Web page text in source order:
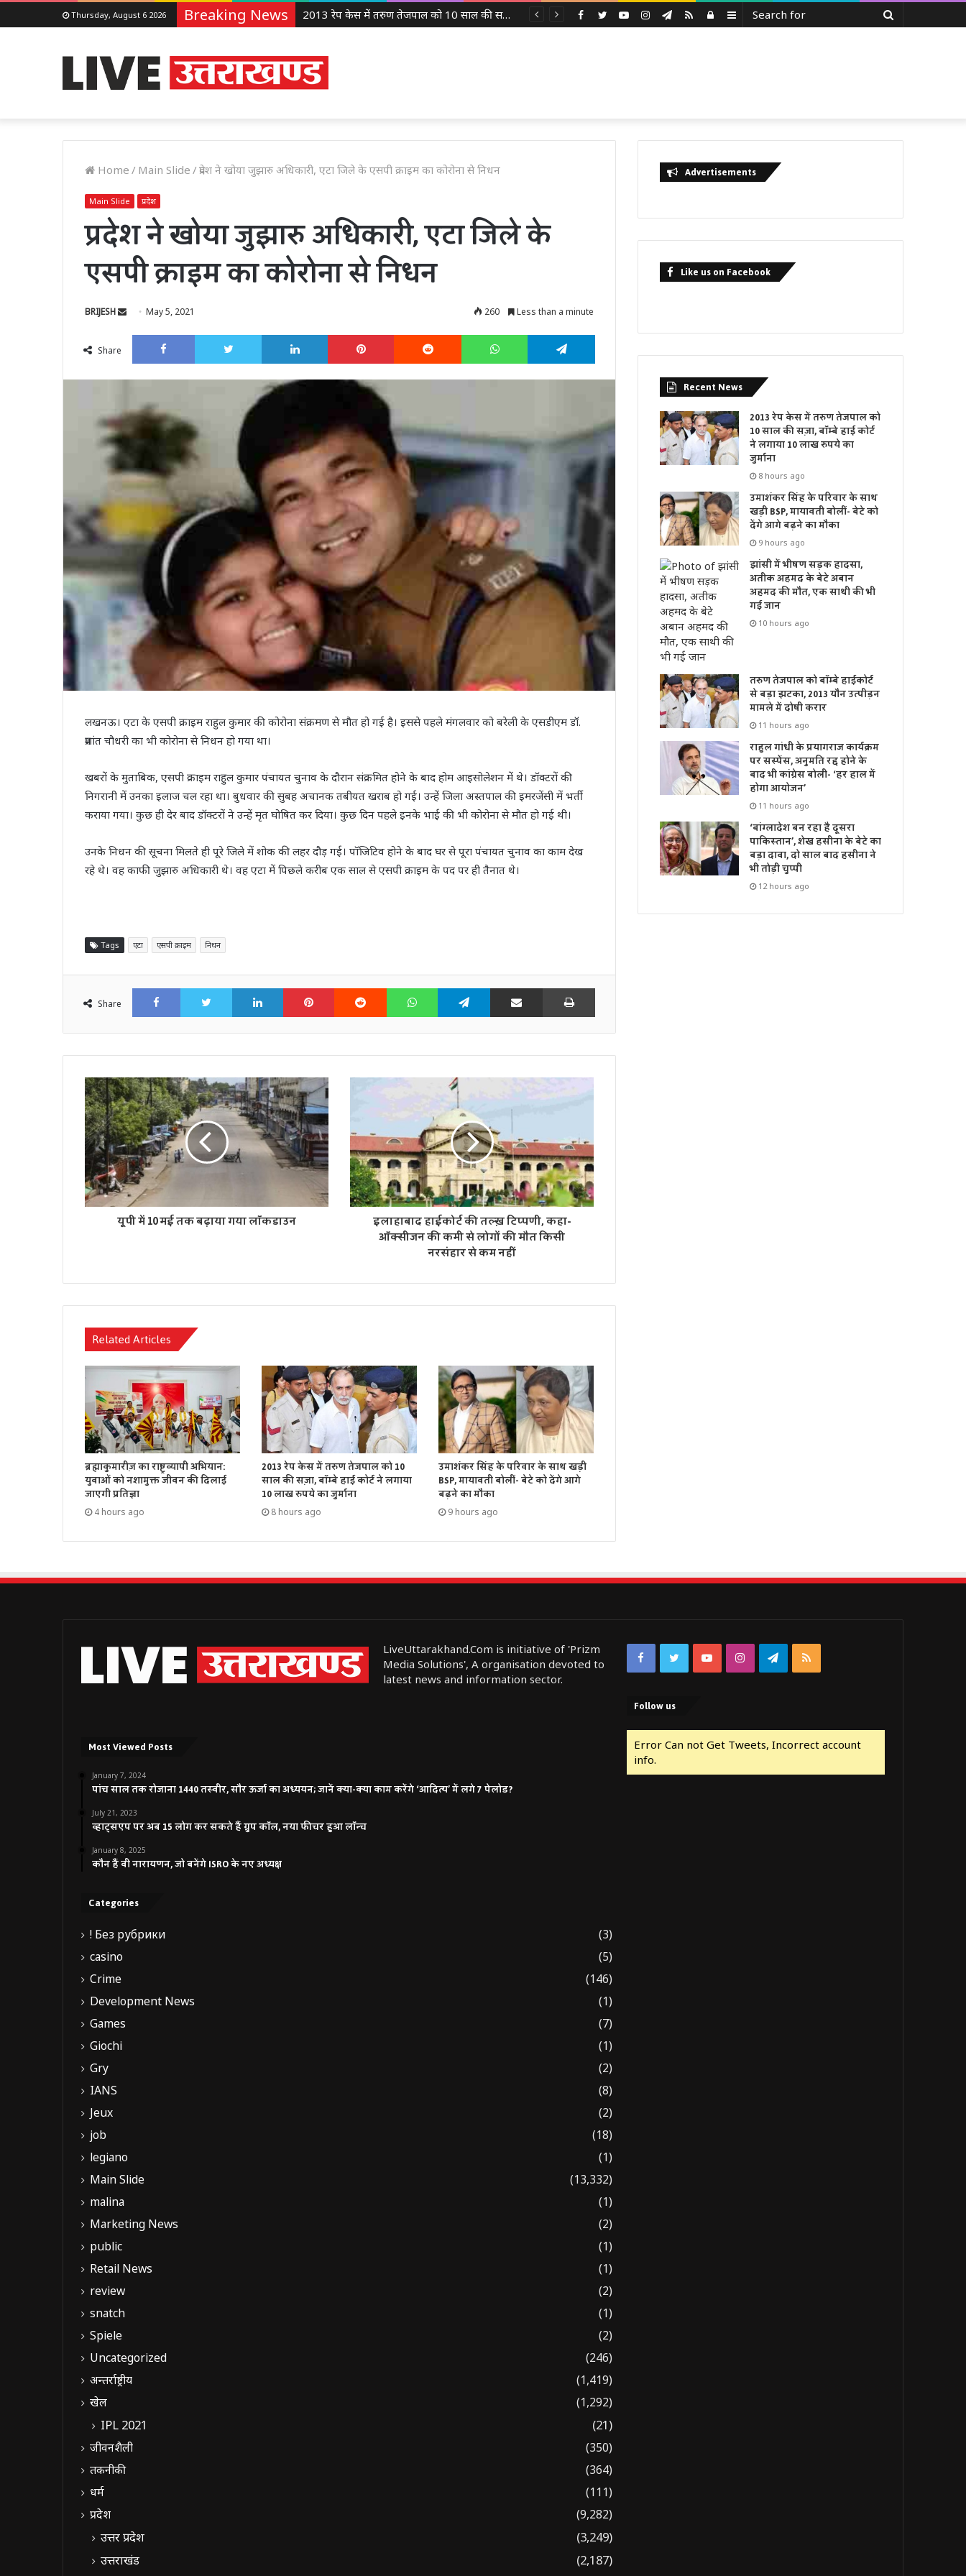
Thursday, August 6 2026 Breaking News 2013 रेप केस में तरुण तेजपाल को 10 साल की सज़ा, बॉम्बे हाई कोर्ट ने लगाया 10 लाख रुपये का जुर्माना Sidebar
Log
RSS
Telegram
Instagram
YouTube
Twitter
Facebook
Home / Main Slide /प्रदेश ने खोया जुझारु अधिकारी, एटा जिले के एसपी क्राइम का कोरोना से निधन
Main Slide प्रदेश
प्रदेश ने खोया जुझारु अधिकारी, एटा जिले के
एसपी क्राइम का कोरोना से निधन
BRIJESH
SendMay 5, 2021 260 Less than a minute
Share
Facebook Twitter LinkedIn Pinterest Reddit WhatsApp Telegram
लखनऊ। एटा के एसपी क्राइम राहुल कुमार की कोरोना संक्रमण से मौत हो गई है। इससे पहले मंगलवार को बरेली के एसडीएम डॉ.
प्रशांत चौधरी का भी कोरोना से निधन हो गया था।
खबरों के मुताबिक, एसपी क्राइम राहुल कुमार पंचायत चुनाव के दौरान संक्रमित होने के बाद होम आइसोलेशन में थे। डॉक्टरों की
निगरानी में उनका इलाज चल रहा था। बुधवार की सुबह अचानक तबीयत खराब हो गई। उन्हें जिला अस्तपाल की इमरजेंसी में भर्ती
कराया गया। कुछ ही देर बाद डॉक्टरों ने उन्हें मृत घोषित कर दिया। कुछ दिन पहले इनके भाई की भी कोरोना से मौत हो गई थी।
उनके निधन की सूचना मिलते ही पूरे जिले में शोक की लहर दौड़ गई। पॉजिटिव होने के बाद घर से पूरा पंचायत चुनाव का काम देख
रहे थे। वह काफी जुझारु अधिकारी थे। वह एटा में पिछले करीब एक साल से एसपी क्राइम के पद पर ही तैनात थे।
Tags एटा एसपी क्राइम निधन
Share
FacebookTwitter LinkedIn Pinterest Reddit WhatsAppTelegram Share via Email Print
यूपी में 10 मई तक बढ़ाया गया लॉकडाउन
इलाहाबाद हाईकोर्ट की तल्ख़ टिप्पणी, कहा-
ऑक्सीजन की कमी से लोगों की मौत किसी
नरसंहार से कम नहीं
Related Articles
ब्रह्माकुमारीज़ का राष्ट्रव्यापी अभियान:
युवाओं को नशामुक्त जीवन की दिलाई
जाएगी प्रतिज्ञा
4 hours ago
2013 रेप केस में तरुण तेजपाल को 10
साल की सज़ा, बॉम्बे हाई कोर्ट ने लगाया
10 लाख रुपये का जुर्माना
8 hours ago
उमाशंकर सिंह के परिवार के साथ खड़ी
BSP, मायावती बोलीं- बेटे को देंगे आगे
बढ़ने का मौका
9 hours ago
Advertisements
Like us on Facebook
Recent News
2013 रेप केस में तरुण तेजपाल को
10 साल की सज़ा, बॉम्बे हाई कोर्ट
ने लगाया 10 लाख रुपये का
जुर्माना
8 hours ago
उमाशंकर सिंह के परिवार के साथ
खड़ी BSP, मायावती बोलीं- बेटे को
देंगे आगे बढ़ने का मौका
9 hours ago
झांसी में भीषण सड़क हादसा,
अतीक अहमद के बेटे अबान
अहमद की मौत, एक साथी की भी
गई जान
10 hours ago
तरुण तेजपाल को बॉम्बे हाईकोर्ट
से बड़ा झटका, 2013 यौन उत्पीड़न
मामले में दोषी करार
11 hours ago
राहुल गांधी के प्रयागराज कार्यक्रम
पर सस्पेंस, अनुमति रद्द होने के
बाद भी कांग्रेस बोली- ‘हर हाल में
होगा आयोजन’
11 hours ago
‘बांग्लादेश बन रहा है दूसरा
पाकिस्तान’, शेख हसीना के बेटे का
बड़ा दावा, दो साल बाद हसीना ने
भी तोड़ी चुप्पी
12 hours ago
LiveUttarakhand.Com is initiative of 'Prizm
Media Solutions', A organisation devoted to
latest news and information sector.
Most Viewed Posts
January 7, 2024
पांच साल तक रोजाना 1440 तस्वीर, सौर ऊर्जा का अध्ययन; जानें क्या-क्या काम करेंगे ‘आदित्य’ में लगे 7 पेलोड?
July 21, 2023
व्हाट्सएप पर अब 15 लोग कर सकते हैं ग्रुप कॉल, नया फीचर हुआ लॉन्च
January 8, 2025
कौन हैं वी नारायणन, जो बनेंगे ISRO के नए अध्यक्ष
Categories
! Без рубрики
(3)
casino
(5)
Crime
(146)
Development News
(1)
Games
(7)
Giochi
(1)
Gry
(2)
IANS
(8)
Jeux
(2)
job
(18)
legiano
(1)
Main Slide
(13,332)
malina
(1)
Marketing News
(2)
public
(1)
Retail News
(1)
review
(2)
snatch
(1)
Spiele
(2)
Uncategorized
(246)
अन्तर्राष्ट्रीय
(1,419)
खेल
(1,292)
IPL 2021 (21)
जीवनशैली
(350)
तकनीकी
(364)
धर्म
(111)
प्रदेश
(9,282)
उत्तर प्रदेश
(3,249)
उत्तराखंड
(2,187)
FacebookTwitterYouTubeInstagramTelegram
RSS
Follow us
Error Can not Get Tweets, Incorrect account
info.